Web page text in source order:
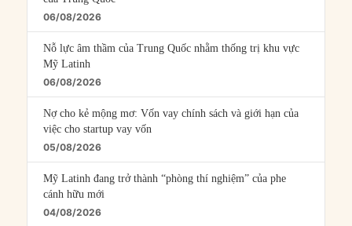
06/08/2026
Nỗ lực âm thầm của Trung Quốc nhằm thống trị khu vực
Mỹ Latinh
06/08/2026
Nợ cho kẻ mộng mơ: Vốn vay chính sách và giới hạn của
việc cho startup vay vốn
05/08/2026
Mỹ Latinh đang trở thành “phòng thí nghiệm” của phe
cánh hữu mới
04/08/2026